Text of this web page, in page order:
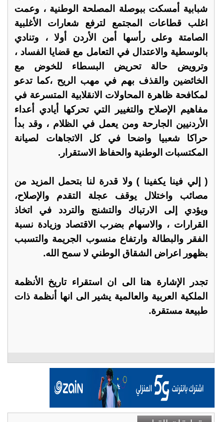
شبابية أمسكت ببوصلة المصلحة الوطنية ، وعمت
اغلب قطاعات المجتمع لترفع شعارات الأغلبية
الصامتة وعلى رأسها أمن الأردن أولا ، وتنادي
بالوسطية والاعتدال في التعامل مع قضايا الفساد ،
وترويض حالة تحريض البسطاء للخوض مع
الخائضين والقذف بهم في مهب الريح ،كما تدعو
لمكافحة ظاهرة المحاولات الانقلابية المتسرعة في
مفاهيم الإصلاح والتغيير التي تحركها أيادي أعداء
الأردنيين الجارحة ومن يعمل في الظلام ، وقد بدأ
حراكا شعبيا واضحا في كل الاتجاهات لصيانة
المكتسبات الوطنية والحفاظ الاستقرار.
( إلي فينا يكفينا ) ولا قدرة لنا بتحمل المزيد من
مصائب واختلال يوقف عجلة التقدم والإصلاح،
ويؤدي إلى الارتباك والتشنج والتردد في اتخاذ
القرارات ، والاسهام بضرب الاقتصاد وزيادة نسبة
الفقر والبطالة وارتفاع منسوب الجريمة والتسبب
بظهور اعراض الشقاق الوطني لا سمح الله.
تجدر الإشارة هنا الى ان استقراء تاريخ الأنظمة
الملكية العربية والعالمية يشير الى انها أنظمة ذات
طبيعة مستقرة.